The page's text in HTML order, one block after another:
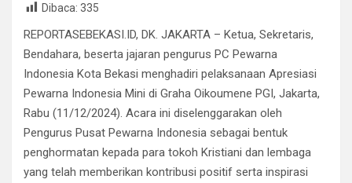
ce
b
o
o
k
tt
er s
A
p
p
gr
a
m
dI
n
e
Dibaca: 335
REPORTASEBEKASI.ID, DK. JAKARTA – Ketua, Sekretaris,
Bendahara, beserta jajaran pengurus PC Pewarna
Indonesia Kota Bekasi menghadiri pelaksanaan Apresiasi
Pewarna Indonesia Mini di Graha Oikoumene PGI, Jakarta,
Rabu (11/12/2024). Acara ini diselenggarakan oleh
Pengurus Pusat Pewarna Indonesia sebagai bentuk
penghormatan kepada para tokoh Kristiani dan lembaga
yang telah memberikan kontribusi positif serta inspirasi